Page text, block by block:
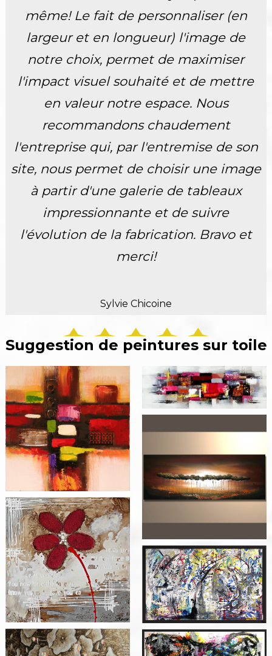
même! Le fait de personnaliser (en
largeur et en longueur) l'image de
notre choix, permet de maximiser
l'impact visuel souhaité et de mettre
en valeur notre espace. Nous
recommandons chaudement
l'entreprise qui, par l'entremise de son
site, nous permet de choisir une image
à partir d'une galerie de tableaux
impressionnante et de suivre
l'évolution de la fabrication. Bravo et
merci!
Sylvie Chicoine
Suggestion de peintures sur toile